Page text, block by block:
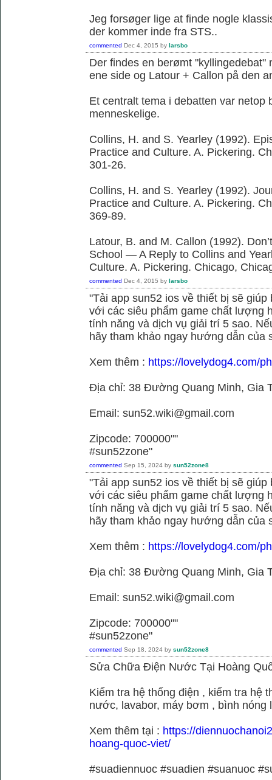
Jeg forsøger lige at finde nogle
der kommer inde fra STS..
commented Dec 4, 2015 by larsbo
Der findes en berømt "kyllingedebat"
ene side og Latour + Callon på den
Et centralt tema i debatten var netop
menneskelige.
Collins, H. and S. Yearley (1992).
Practice and Culture. A. Pickering.
301-26.
Collins, H. and S. Yearley (1992).
Practice and Culture. A. Pickering.
369-89.
Latour, B. and M. Callon (1992).
School — A Reply to Collins and
Culture. A. Pickering. Chicago,
commented Dec 4, 2015 by larsbo
"Tải app sun52 ios về thiết bị sẽ
với các siêu phẩm game chất lượng
tính năng và dịch vụ giải trí 5 sao.
hãy tham khảo ngay hướng dẫn của
Xem thêm : https://lovelydog4.com/
Địa chỉ: 38 Đường Quang Minh, Gia
Email: sun52.wiki@gmail.com
Zipcode: 700000""
#sun52zone"
commented Sep 15, 2024 by sun52zone8
"Tải app sun52 ios về thiết bị sẽ
với các siêu phẩm game chất lượng
tính năng và dịch vụ giải trí 5 sao.
hãy tham khảo ngay hướng dẫn của
Xem thêm : https://lovelydog4.com/
Địa chỉ: 38 Đường Quang Minh, Gia
Email: sun52.wiki@gmail.com
Zipcode: 700000""
#sun52zone"
commented Sep 18, 2024 by sun52zone8
Sửa Chữa Điện Nước Tại Hoàng
Kiểm tra hệ thống điện , kiểm tra hệ
nước, lavabor, máy bơm , bình nóng
Xem thêm tại : https://
hoang-quoc-viet/
#suadiennuoc #suadien #suanuoc